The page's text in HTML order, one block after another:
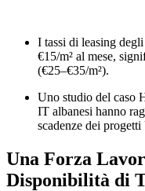
I tassi di leasing
€15/m² al mese,
(€25–€35/m²).
Uno studio del caso
IT albanesi hanno
scadenze dei progetti
Una Forza
Disponibilità di